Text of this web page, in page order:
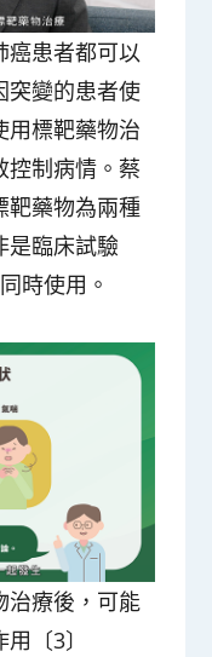
癌患者都可以
突變的患者使
用標靶藥物治
控制病情。蔡
靶藥物為兩種
是臨床試驗
時使用。
治療後，可能
〔3〕